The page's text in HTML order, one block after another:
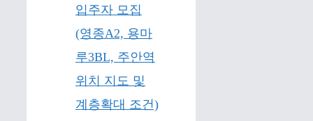
입주자 모집
(영종A2, 용마
루3BL, 주안역
위치 지도 및
계층확대 조건)